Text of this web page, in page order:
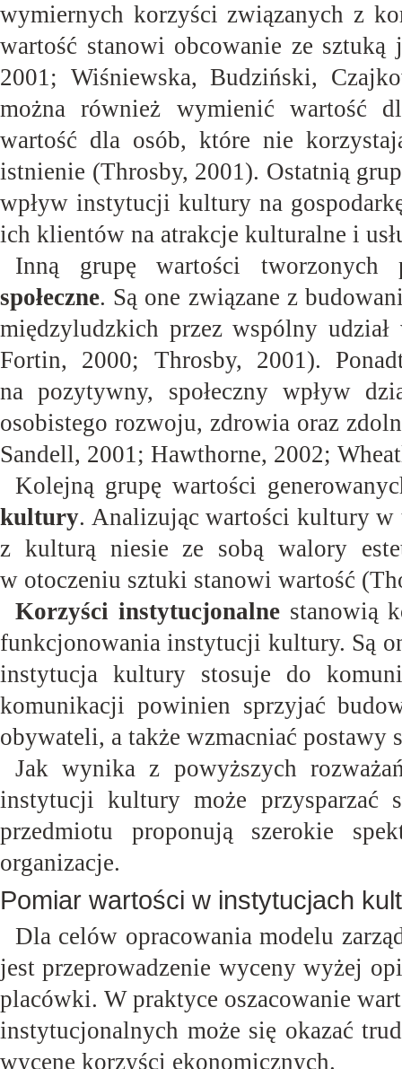
wymiernych korzyści związanych z
wartość stanowi obcowanie ze sztuką
2001; Wiśniewska, Budziński,
można również wymienić wartość
wartość dla osób, które nie
istnienie (Throsby, 2001). Ostatnią
wpływ instytucji kultury na
ich klientów na atrakcje kulturalne i
Inną grupę wartości
społeczne. Są one związane z
międzyludzkich przez wspólny
Fortin, 2000; Throsby, 2001).
na pozytywny, społeczny wpływ
osobistego rozwoju, zdrowia oraz
Sandell, 2001; Hawthorne, 2002;
Kolejną grupę wartości
kultury. Analizując wartości kultury w
z kulturą niesie ze sobą walory
w otoczeniu sztuki stanowi wartość
Korzyści instytucjonalnestanowią
funkcjonowania instytucji kultury. Są
instytucja kultury stosuje do
komunikacji powinien sprzyjać
obywateli, a także wzmacniać postawy
Jak wynika z powyższych
instytucji kultury może przysparzać
przedmiotu proponują szerokie
organizacje.
Pomiar wartości w instytucjach
Dla celów opracowania modelu
jest przeprowadzenie wyceny wyżej
placówki. W praktyce oszacowanie
instytucjonalnych może się okazać
wycenę korzyści ekonomicznych.